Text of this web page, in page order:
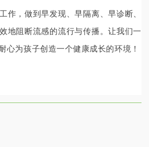
作，做到早发现、早隔离、早诊断、
地阻断流感的流行与传播。让我们一
心为孩子创造一个健康成长的环境！